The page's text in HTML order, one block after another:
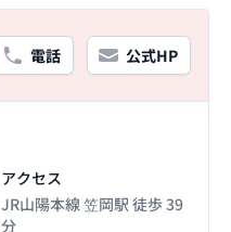
電話 公式HP
アクセス
JR山陽本線 笠岡駅 徒歩 39
分